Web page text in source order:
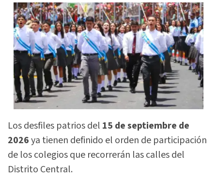
Los desfiles patrios del 15 de septiembre de
2026ya tienen definido el orden de participación
de los colegios que recorrerán las calles del
Distrito Central.